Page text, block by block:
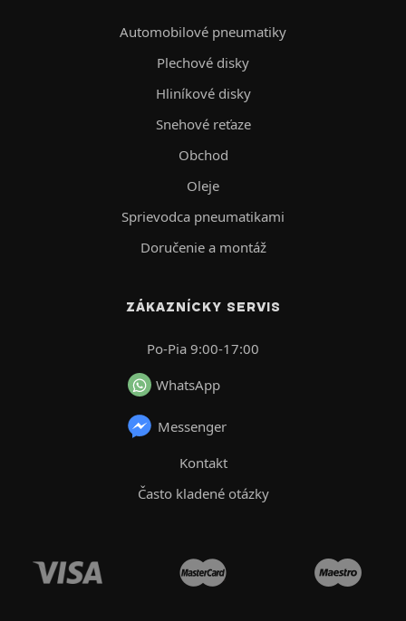
Automobilové pneumatiky
Plechové disky
Hliníkové disky
Snehové reťaze
Obchod
Oleje
Sprievodca pneumatikami
Doručenie a montáž
ZÁKAZNÍCKY SERVIS
Po-Pia 9:00-17:00
WhatsApp
Messenger
Kontakt
Často kladené otázky